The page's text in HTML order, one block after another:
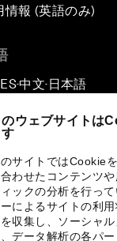
のウェブサイトは
す
サイトではCookie
わせたコンテンツ
ックの分析を行っ
によるサイトの利
収集し、ソーシャ
データ解析の各パ
情報 (英語のみ)
ES▪中文▪ 日本語